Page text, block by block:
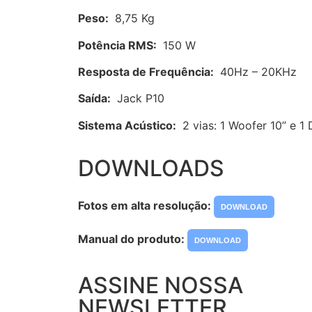
Peso: 8,75 Kg
Potência RMS: 150 W
Resposta de Frequência: 40Hz – 20KHz
Saída: Jack P10
Sistema Acústico: 2 vias: 1 Woofer 10” e 1
DOWNLOADS
Fotos em alta resolução: DOWNLOAD
Manual do produto: DOWNLOAD
ASSINE NOSSA